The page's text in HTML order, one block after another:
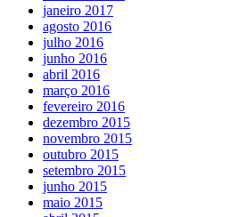
janeiro 2017
agosto 2016
julho 2016
junho 2016
abril 2016
março 2016
fevereiro 2016
dezembro 2015
novembro 2015
outubro 2015
setembro 2015
junho 2015
maio 2015